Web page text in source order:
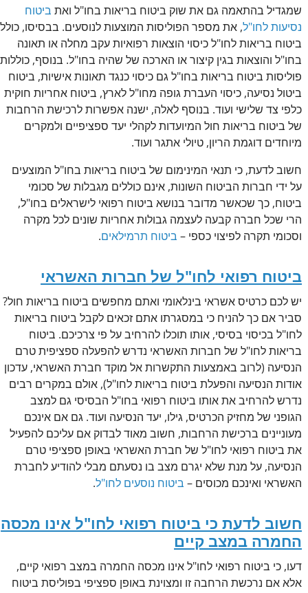
שמגדיל בהתאמה גם את שוק ביטוח בריאות בחו"ל ואת ביטוח
נסיעות לחו"ל, את מספר הפוליסות המוצעות לנוסעים. בבסיסו, כולל
ביטוח בריאות לחו"ל כיסוי הוצאות רפואיות עקב מחלה או תאונה
בחו"ל והוצאות בגין קיצור או הארכה של שהיה בחו"ל. בנוסף, כוללות
פוליסות ביטוח בריאות בחו"ל גם כיסוי כנגד תאונות אישיות, ביטוח
ביטול נסיעה, כיסוי העברת גופה מחו"ל לארץ, ביטוח אחריות חוקית
כלפי צד שלישי ועוד. בנוסף לאלה, ישנה אפשרות לרכישת הרחבות
של ביטוח בריאות חול המיועדות לקהלי יעד ספציפיים ולמקרים
מיוחדים דוגמת הריון, טיולי אתגר ועוד.
חשוב לדעת, כי תנאי המינימום של ביטוח בריאות בחו"ל המוצעים
על ידי חברות הביטוח השונות, אינם כוללים מגבלות של סכומי
ביטוח, כך שכאשר מדובר בנושא ביטוח רפואי לישראלים בחו"ל,
הרי שכל חברה קבעה לעצמה גבולות אחריות שונים לכל מקרה
וסכומי תקרה לפיצוי כספי – ביטוח תרמילאים.
ביטוח רפואי לחו"ל של חברות האשראי
יש לכם כרטיס אשראי בינלאומי ואתם מחפשים ביטוח בריאות חול?
סביר אם כך להניח כי במסגרתו אתם זכאים לקבל ביטוח בריאות
לחו"ל בכיסוי בסיסי, אותו תוכלו להרחיב על פי צרכיכם. ביטוח
בריאות לחו"ל של חברות האשראי נדרש להפעלה ספציפית טרם
הנסיעה (לרוב באמצעות התקשרות אל מוקד חברת האשראי, עדכון
אודות הנסיעה והפעלת ביטוח בריאות לחו"ל), אולם במקרים רבים
נדרש להרחיב את אותו ביטוח רפואי בחו"ל הבסיסי גם למצב
הגופני של מחזיק הכרטיס, גילו, יעד הנסיעה ועוד. גם אם אינכם
מעוניינים ברכישת הרחבות, חשוב מאוד לבדוק אם עליכם להפעיל
את ביטוח רפואי לחו"ל של חברת האשראי באופן ספציפי טרם
הנסיעה, על מנת שלא יגרם מצב בו נסעתם מבלי להודיע לחברת
האשראי ואינכם מכוסים – ביטוח נוסעים לחו"ל.
חשוב לדעת כי ביטוח רפואי לחו"ל אינו מכסה
החמרה במצב קיים
דעו, כי ביטוח רפואי לחו"ל אינו מכסה החמרה במצב רפואי קיים,
אלא אם נרכשת הרחבה זו ומצוינת באופן ספציפי בפוליסת ביטוח